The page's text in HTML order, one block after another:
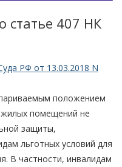
статье 407 НК
РФ от 13.03.2018 N
положением
жилых помещений не
защиты,
льготных условий для
В частности, инвалидам